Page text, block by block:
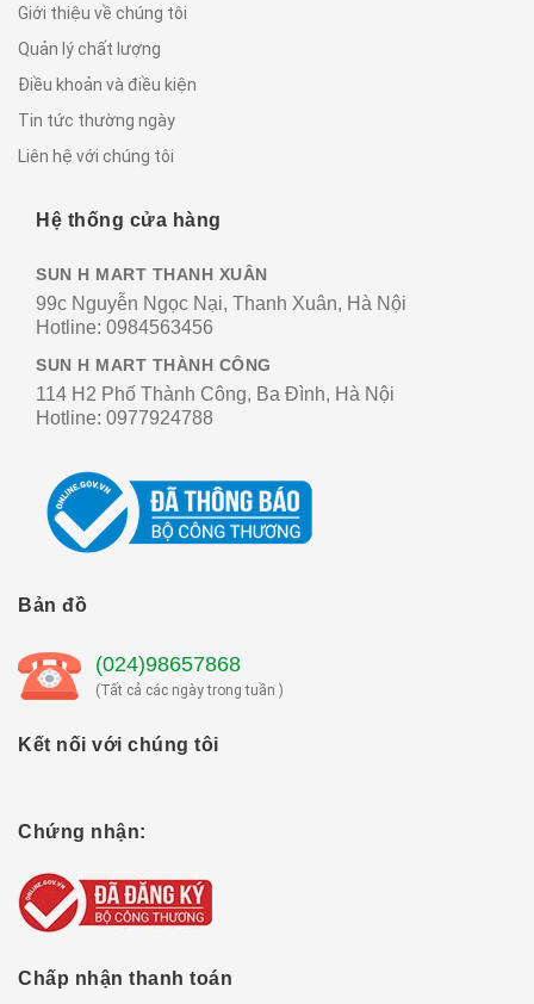
Giới thiệu về chúng tôi
Quản lý chất lượng
Điều khoản và điều kiện
Tin tức thường ngày
Liên hệ với chúng tôi
Hệ thống cửa hàng
SUN H MART THANH XUÂN
99c Nguyễn Ngọc Nại, Thanh Xuân, Hà Nội
Hotline: 0984563456
SUN H MART THÀNH CÔNG
114 H2 Phố Thành Công, Ba Đình, Hà Nội
Hotline: 0977924788
Bản đồ
(024)98657868
(Tất cả các ngày trong tuần )
Kết nối với chúng tôi
Chứng nhận:
Chấp nhận thanh toán